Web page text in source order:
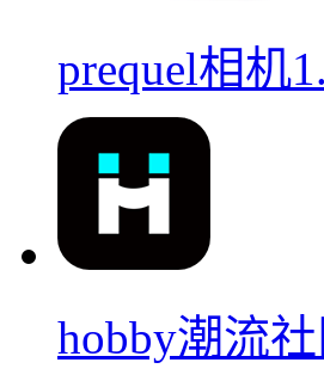
prequel相机
hobby潮流